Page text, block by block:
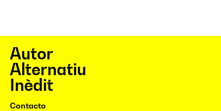
Autor
Alternatiu
Inèdit
Contacto